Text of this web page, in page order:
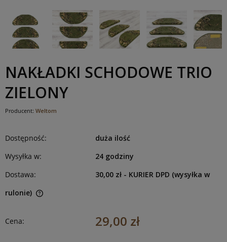
NAKŁADKI SCHODOWE TRIO
ZIELONY
Producent: Weltom
Dostępność:
duża ilość
Wysyłka w:
24 godziny
Dostawa:
30,00 zł - KURIER DPD (wysyłka w
rulonie)
Cena: 29,00 zł